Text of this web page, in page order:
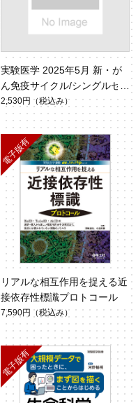
実験医学 2025年5月 新・が
ん免疫サイクル/シングルセ
ルRNA-seq技術（Vol.43 No.
8）
2,530円 （税込み）
リアルな相互作用を捉える近
接依存性標識プロトコール
7,590円 （税込み）